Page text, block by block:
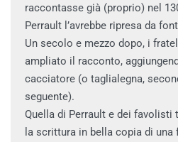
raccontasse già (proprio) nel
Perrault l’avrebbe ripresa da
Un secolo e mezzo dopo, i
ampliato il racconto,
cacciatore (o taglialegna,
seguente).
Quella di Perrault e dei favolisti
la scrittura in bella copia di